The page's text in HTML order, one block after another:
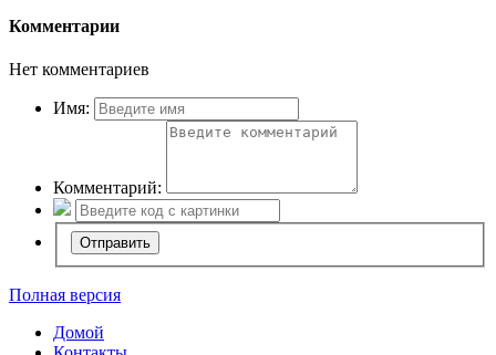
Комментарии
Нет комментариев
Имя:
Комментарий:
Полная версия
Домой